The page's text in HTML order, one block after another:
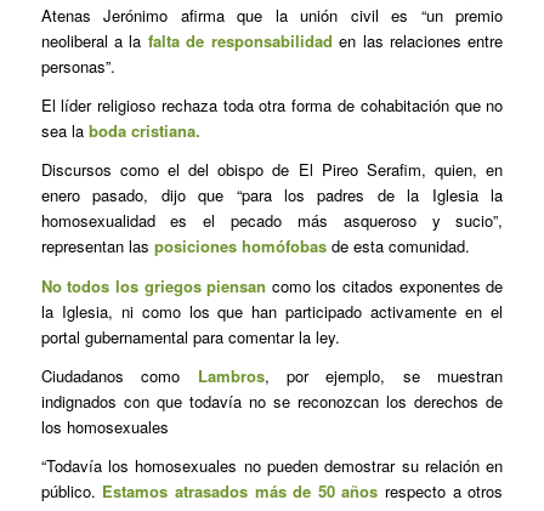
Atenas Jerónimo afirma que la unión civil es “un premio
neoliberal a la falta de responsabilidaden las relaciones entre
personas”.
El líder religioso rechaza toda otra forma de cohabitación que no
sea la boda cristiana.
Discursos como el del obispo de El Pireo Serafim, quien, en
enero pasado, dijo que “para los padres de la Iglesia la
homosexualidad es el pecado más asqueroso y sucio”,
representan las posiciones homófobas de esta comunidad.
No todos los griegos piensan como los citados exponentes de
la Iglesia, ni como los que han participado activamente en el
portal gubernamental para comentar la ley.
Ciudadanos como Lambros, por ejemplo, se muestran
indignados con que todavía no se reconozcan los derechos de
los homosexuales
“Todavía los homosexuales no pueden demostrar su relación en
público. Estamos atrasados más de 50 años respecto a otros